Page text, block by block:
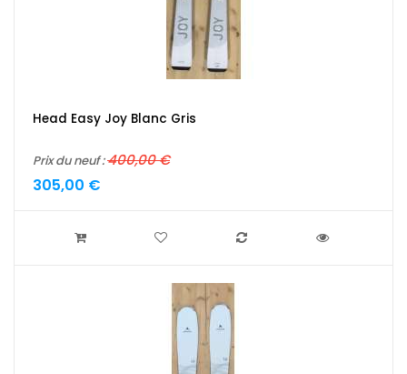
Head Easy Joy Blanc Gris
Prix du neuf :400,00 €
305,00 €